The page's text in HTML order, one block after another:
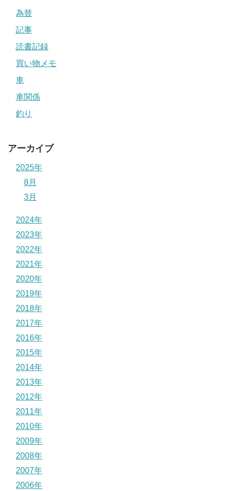
為替
記事
読書記録
買い物メモ
車
車関係
釣り
アーカイブ
2025年
8月
3月
2024年
2023年
2022年
2021年
2020年
2019年
2018年
2017年
2016年
2015年
2014年
2013年
2012年
2011年
2010年
2009年
2008年
2007年
2006年